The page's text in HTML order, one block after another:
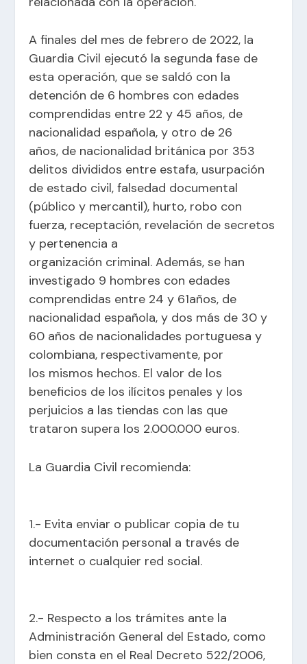
A finales del mes de febrero de 2022, la
Guardia Civil ejecutó la segunda fase de
esta operación, que se saldó con la
detención de 6 hombres con edades
comprendidas entre 22 y 45 años, de
nacionalidad española, y otro de 26
años, de nacionalidad británica por 353
delitos divididos entre estafa, usurpación
de estado civil, falsedad documental
(público y mercantil), hurto, robo con
fuerza, receptación, revelación de secretos
y pertenencia a
organización criminal. Además, se han
investigado 9 hombres con edades
comprendidas entre 24 y 61años, de
nacionalidad española, y dos más de 30 y
60 años de nacionalidades portuguesa y
colombiana, respectivamente, por
los mismos hechos. El valor de los
beneficios de los ilícitos penales y los
perjuicios a las tiendas con las que
trataron supera los 2.000.000 euros.
La Guardia Civil recomienda:
1.- Evita enviar o publicar copia de tu
documentación personal a través de
internet o cualquier red social.
2.- Respecto a los trámites ante la
Administración General del Estado, como
bien consta en el Real Decreto 522/2006,